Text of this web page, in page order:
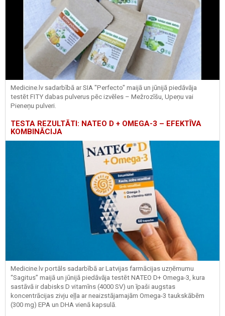
Medicine.lv sadarbībā ar SIA "Perfecto" maijā un jūnijā piedāvāja
testēt FITY dabas pulverus pēc izvēles – Mežrozīšu, Upeņu vai
Pieneņu pulveri.
TESTA REZULTĀTI: NATEO D + OMEGA-3 – EFEKTĪVA
KOMBINĀCIJA
Medicine.lv portāls sadarbībā ar Latvijas farmācijas uzņēmumu
“Sagitus” maijā un jūnijā piedāvāja testēt NATEO D+ Omega-3, kura
sastāvā ir dabisks D vitamīns (4000 SV) un īpaši augstas
koncentrācijas zivju eļļa ar neaizstājamajām Omega-3 taukskābēm
(300 mg) EPA un DHA vienā kapsulā.